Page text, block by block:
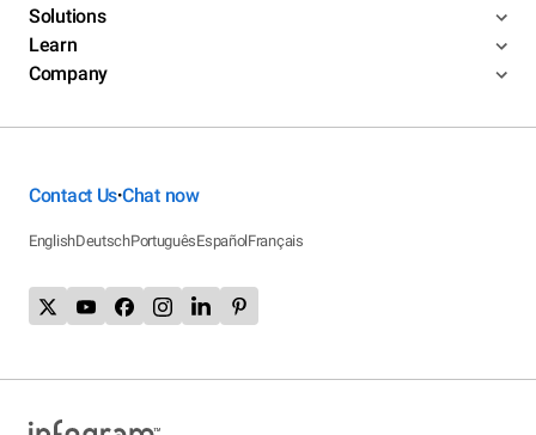
Solutions
Learn
Company
Contact Us•Chat now
EnglishDeutschPortuguêsEspañolFrançais